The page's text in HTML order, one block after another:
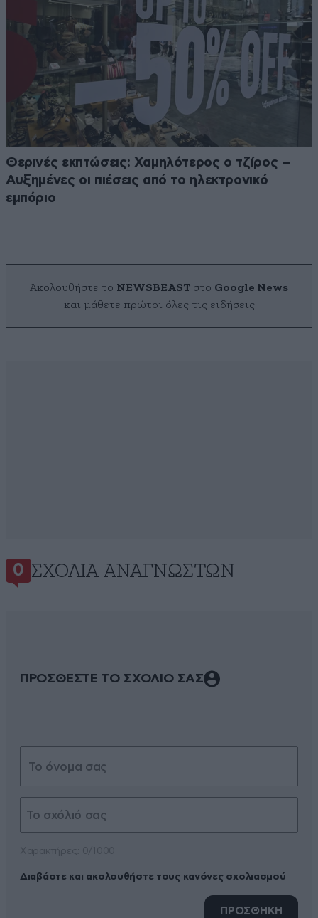
Θερινές εκπτώσεις: Χαμηλότερος ο τζίρος –
Αυξημένες οι πιέσεις από το ηλεκτρονικό
εμπόριο
Ακολουθήστε το NEWSBEAST στο Google News
και μάθετε πρώτοι όλες τις ειδήσεις
0 ΣΧΌΛΙΑ ΑΝΑΓΝΩΣΤΏΝ
ΠΡΟΣΘΕΣΤΕ ΤΟ ΣΧΟΛΙΟ ΣΑΣ
Διαβάστε και ακολουθήστε τους κανόνες σχολιασμού
ΠΡΟΣΘΗΚΗ